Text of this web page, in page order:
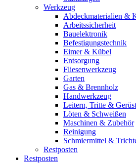
Werkzeug
Abdeckmaterialien &
Arbeitssicherheit
Bauelektronik
Befestigungstechnik
Eimer & Kübel
Entsorgung
Fliesenwerkzeug
Garten
Gas & Brennholz
Handwerkzeug
Leitern, Tritte &
Löten & Schweißen
Maschinen & Zubehör
Reinigung
Schmiermittel &
Restposten
Restposten